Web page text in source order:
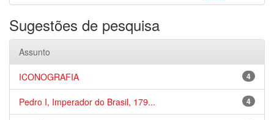
Sugestões de pesquisa
Assunto
4
ICONOGRAFIA
4
Pedro I, Imperador do Brasil, 179...